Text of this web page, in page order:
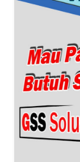
KEPRI
WN
PAPUA